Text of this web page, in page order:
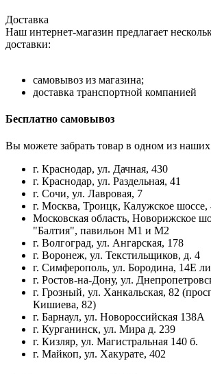
Доставка
Наш интернет-магазин предлагает
доставки:
самовывоз из магазина;
доставка транспортной компанией
Бесплатно самовывоз
Вы можете забрать товар в одном из
г. Краснодар, ул. Дачная, 430
г. Краснодар, ул. Раздельная, 41
г. Сочи, ул. Лавровая, 7
г. Москва, Троицк, Калужское шоссе,
Московская область, Новорижское
"Балтия", павильон М1 и М2
г. Волгоград, ул. Ангарская, 178
г. Воронеж, ул. Текстильщиков, д. 4
г. Симферополь, ул. Бородина, 14Е
г. Ростов-на-Дону, ул.
г. Грозный, ул. Ханкальская, 82
Кишиева, 82)
г. Барнаул, ул. Новороссийская 138А
г. Курганинск, ул. Мира д. 239
г. Кизляр, ул. Магистральная 140 б.
г. Майкоп, ул. Хакурате, 402